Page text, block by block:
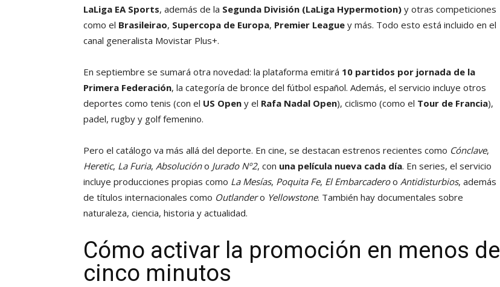
LaLiga EA Sports, además de la Segunda División (LaLiga Hypermotion) y otras competiciones
como el Brasileirao, Supercopa de Europa, Premier League y más. Todo esto está incluido en el
canal generalista Movistar Plus+.
En septiembre se sumará otra novedad: la plataforma emitirá 10 partidos por jornada de la
Primera Federación, la categoría de bronce del fútbol español. Además, el servicio incluye otros
deportes como tenis (con el US Open y el Rafa Nadal Open), ciclismo (como el Tour de Francia),
padel, rugby y golf femenino.
Pero el catálogo va más allá del deporte. En cine, se destacan estrenos recientes como Cónclave,
Heretic, La Furia, Absolucióno Jurado Nº2, con una película nueva cada día. En series, el servicio
incluye producciones propias como La Mesías, Poquita Fe, El Embarcaderoo Antidisturbios, además
de títulos internacionales como Outlandero Yellowstone. También hay documentales sobre
naturaleza, ciencia, historia y actualidad.
Cómo activar la promoción en menos de
cinco minutos